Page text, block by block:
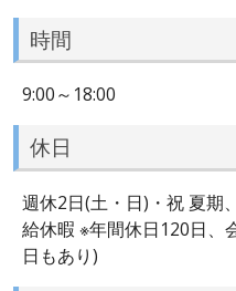
時間
9:00～18:00
休日
週休2日(土・日)・祝 夏期
給休暇 ※年間休日120日、
日もあり)